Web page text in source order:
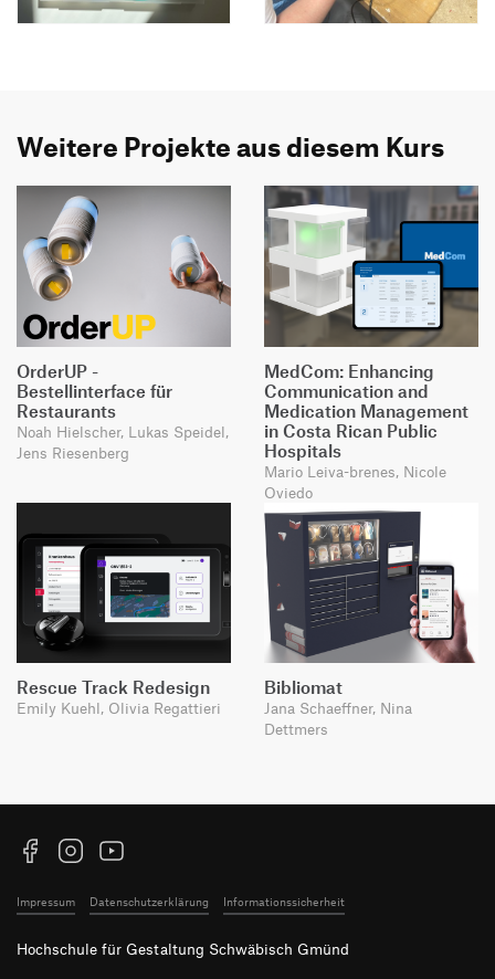
Weitere Projekte aus diesem Kurs
OrderUP -
Bestellinterface für
Restaurants
Noah Hielscher, Lukas Speidel,
Jens Riesenberg
MedCom: Enhancing
Communication and
Medication Management
in Costa Rican Public
Hospitals
Mario Leiva-brenes, Nicole
Oviedo
Rescue Track Redesign
Emily Kuehl, Olivia Regattieri
Bibliomat
Jana Schaeffner, Nina
Dettmers
FacebookInstagramYouTube
Impressum Datenschutzerklärung Informationssicherheit
Hochschule für Gestaltung Schwäbisch Gmünd